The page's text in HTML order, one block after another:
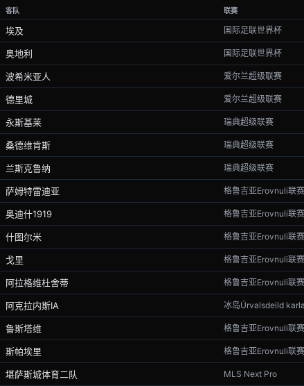
客队 联赛
埃及 国际足联世界杯
奥地利 国际足联世界杯
波希米亚人 爱尔兰超级联赛
德里城 爱尔兰超级联赛
永斯基莱 瑞典超级联赛
桑德维肯斯 瑞典超级联赛
兰斯克鲁纳 瑞典超级联赛
萨姆特雷迪亚 格鲁吉亚Erovnuli联
奥迪什1919 格鲁吉亚Erovnuli联
什图尔米 格鲁吉亚Erovnuli联
戈里 格鲁吉亚Erovnuli联
阿拉格维杜舍蒂 格鲁吉亚Erovnuli联
阿克拉内斯IA 冰岛Úrvalsdeild karla
鲁斯塔维 格鲁吉亚Erovnuli联赛
斯帕埃里 格鲁吉亚Erovnuli联赛
堪萨斯城体育二队 MLS Next Pro